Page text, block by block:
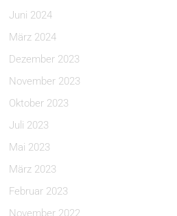
Juni 2024
März 2024
Dezember 2023
November 2023
Oktober 2023
Juli 2023
Mai 2023
März 2023
Februar 2023
November 2022